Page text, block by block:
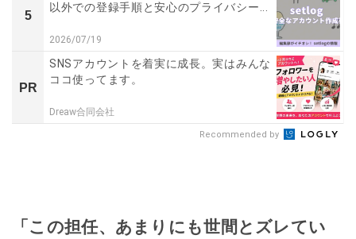
5
以外での登録手順と安心のプライバシー...
2026/07/19
PR
SNSアカウントを着実に成長。実はみんな
ココ使ってます。
Dreaw合同会社
Recommended by
「この担任、あまりにも世間とズレてい